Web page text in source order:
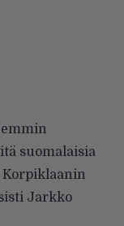
suomalaisia
Jarkko